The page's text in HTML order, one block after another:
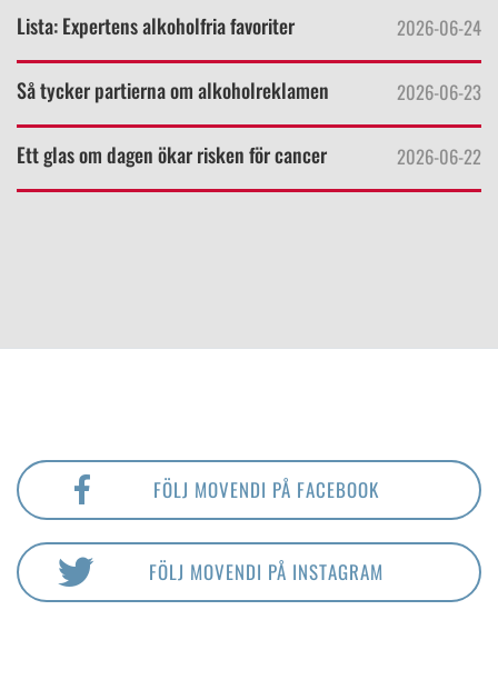
Lista: Expertens alkoholfria favoriter 2026-06-24
Så tycker partierna om alkoholreklamen 2026-06-23
Ett glas om dagen ökar risken för cancer 2026-06-22
FÖLJ MOVENDI PÅ FACEBOOK
FÖLJ MOVENDI PÅ INSTAGRAM